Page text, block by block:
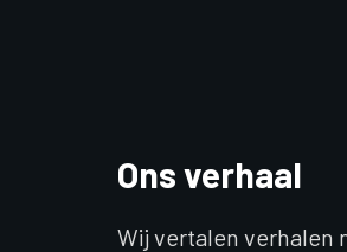
Ons verhaal
Wij vertalen verhalen